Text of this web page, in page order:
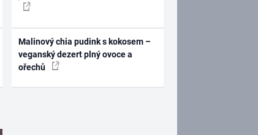
Malinový chia pudink s kokosem –
veganský dezert plný ovoce a
ořechů